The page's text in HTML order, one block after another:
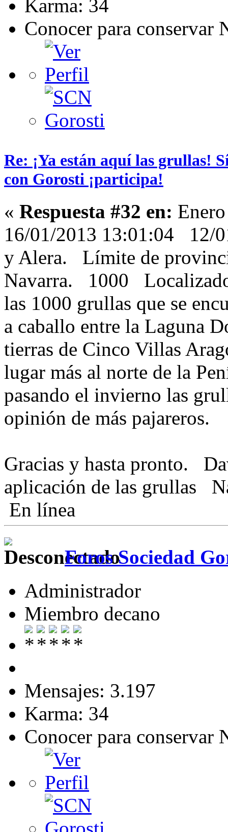
Karma: 34
Conocer para conservar
Re: ¡Ya están aquí las grullas!
con Gorosti ¡participa!
« Respuesta #32 en:
16/01/2013 13:01:04
y Alera. Límite de
Navarra. 1000
las 1000 grullas que se
a caballo entre la Laguna
tierras de Cinco Villas
lugar más al norte de la
pasando el invierno las
opinión de más pajareros.
Gracias y hasta pronto.
aplicación de las grullas
En línea
Foros Sociedad
Administrador
Miembro decano
Mensajes: 3.197
Karma: 34
Conocer para conservar